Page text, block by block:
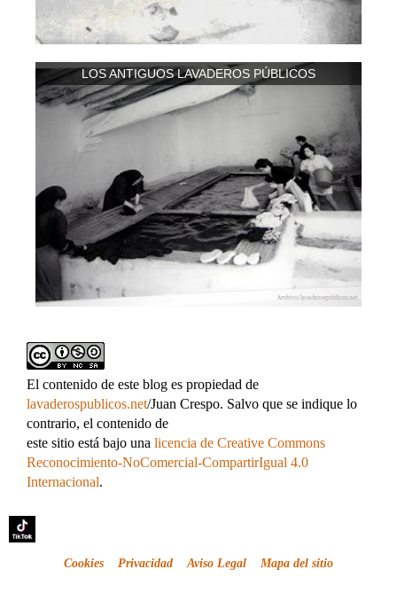
LOS ANTIGUOS LAVADEROS PÚBLICOS
El contenido de este blog es propiedad de
lavaderospublicos.net/Juan Crespo. Salvo que se indique lo
contrario, el contenido de
este sitio está bajo una licencia de Creative Commons
Reconocimiento-NoComercial-CompartirIgual 4.0
Internacional.
Cookies Privacidad Aviso Legal Mapa del sitio